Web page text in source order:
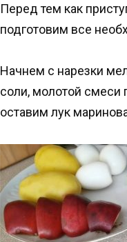
Перед тем как
подготовим все
Начнем с нарезки
соли, молотой смеси
оставим лук